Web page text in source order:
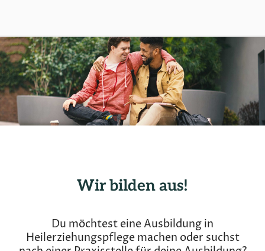
Wir bilden aus!
Du möchtest eine Ausbildung in
Heilerziehungspflege machen oder suchst